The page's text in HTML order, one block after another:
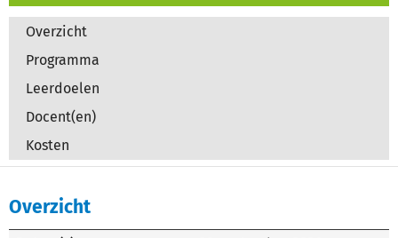
Overzicht
Programma
Leerdoelen
Docent(en)
Kosten
Overzicht